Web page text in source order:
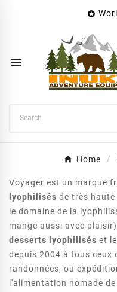


Home
Voyager est un marque
lyophilisés de très
le domaine de la
mange aussi avec
desserts lyophilisés et
depuis 2004 à tous ceux
randonnées, ou
l'alimentation nomade
Wishlist name